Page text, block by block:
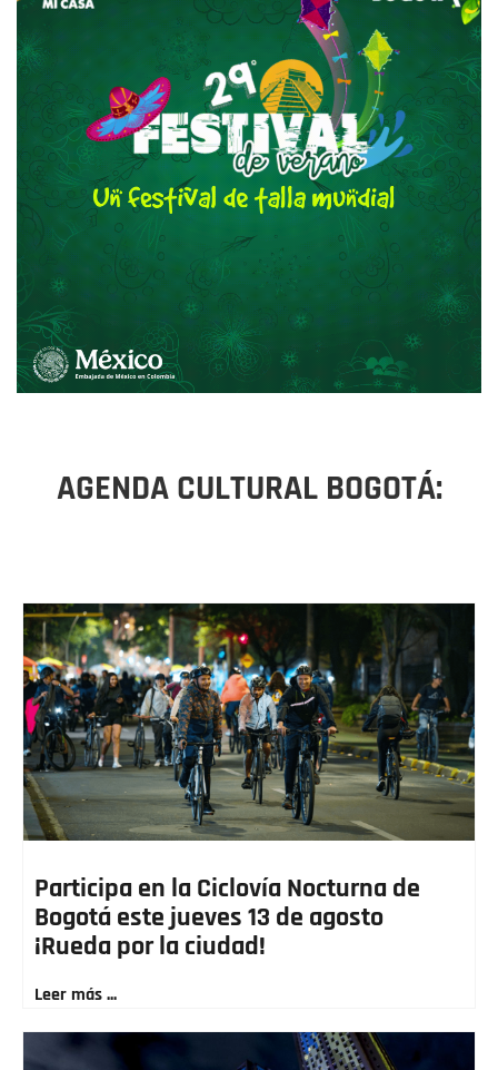
AGENDA CULTURAL BOGOTÁ:
Participa en la Ciclovía Nocturna de
Bogotá este jueves 13 de agosto
¡Rueda por la ciudad!
Leer más ...